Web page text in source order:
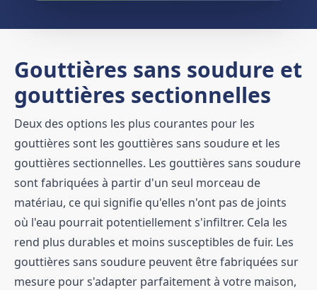
Gouttières sans soudure et
gouttières sectionnelles
Deux des options les plus courantes pour les
gouttières sont les gouttières sans soudure et les
gouttières sectionnelles. Les gouttières sans soudure
sont fabriquées à partir d'un seul morceau de
matériau, ce qui signifie qu'elles n'ont pas de joints
où l'eau pourrait potentiellement s'infiltrer. Cela les
rend plus durables et moins susceptibles de fuir. Les
gouttières sans soudure peuvent être fabriquées sur
mesure pour s'adapter parfaitement à votre maison,